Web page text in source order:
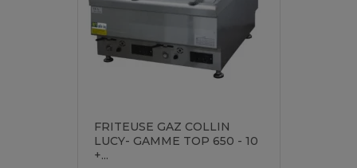
FRITEUSE GAZ COLLIN
LUCY- GAMME TOP 650 - 10
+...